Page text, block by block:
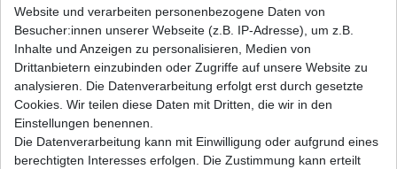
TRW / Lucas MCB Standard
Bremsklötze
Keine Einbremszeit nötig, für leistungsorientierte Fahrer.
Die KBA-Nr. auf der Rückplatte garantiert die ABE.
Alle Belagmaterialien sind asbest- und schwermetallfrei.
Geringer Verschleiss an den Bremsscheiben.
Website und verarbeiten personenbezogene Daten von
Besucher:innen unserer Webseite (z.B. IP-Adresse), um z.B.
Inhalte und Anzeigen zu personalisieren, Medien von
Drittanbietern einzubinden oder Zugriffe auf unsere Website zu
analysieren. Die Datenverarbeitung erfolgt erst durch gesetzte
Cookies. Wir teilen diese Daten mit Dritten, die wir in den
Einstellungen benennen.
Die Datenverarbeitung kann mit Einwilligung oder aufgrund eines
berechtigten Interesses erfolgen. Die Zustimmung kann erteilt